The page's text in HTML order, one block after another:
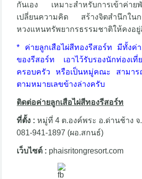
กันเอง เหมาะสำหรับการเข้าค่า
เปลี่ยนความคิด สร้างจิตสำนึกใ
หวงแหนทรัพยากรธรรมชาติให้คงอยู่
* ค่ายลูกเสือไผ่สีทองรีสอร์ท มีทั้งค่
ของรีสอร์ท เอาไว้รับรองนักท่องเ
ครอบครัว หรือเป็นหมู่คณะ สามาร
ตามหมายเลขข้างล่างครับ
ติดต่อค่ายลูกเสือไผ่สีทองรีสอร์ท
ที่ตั้ง : หมู่ที่ 4 ต.องค์พระ อ.ด่านช้าง
081-941-1897 (ผอ.สกนธ์)
เว็บไซต์ : phaisritongresort.com